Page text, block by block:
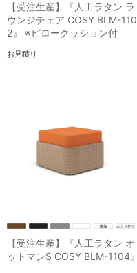
【受注生産】『人工ラタン ラ
ウンジチェア COSY BLM-110
2』 ※ピロークッション付
お見積り
【受注生産】『人工ラタン オ
ットマンS COSY BLM-1104』